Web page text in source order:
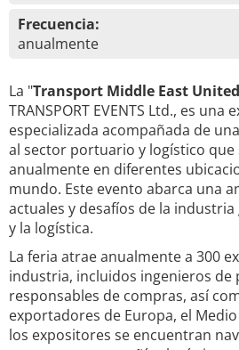
Frecuencia:
anualmente
La "Transport Middle East United
TRANSPORT EVENTS Ltd., es una
especializada acompañada de
al sector portuario y logístico que
anualmente en diferentes
mundo. Este evento abarca una
actuales y desafíos de la
y la logística.
La feria atrae anualmente a 300
industria, incluidos ingenieros de
responsables de compras, así
exportadores de Europa, el
los expositores se encuentran